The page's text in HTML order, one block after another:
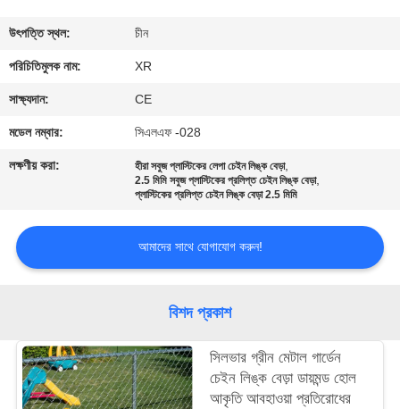
যোগাযোগ
করুন
উদ্ধৃতির
আবেদন
সাইট
PRIVACY
POLICY
উৎপত্তি স্থল: চীন
পরিচিতিমুলক নাম: XR
সাক্ষ্যদান: CE
মডেল নম্বার: সিএলএফ -028
লক্ষণীয় করা: হীরা সবুজ প্লাস্টিকের লেপা চেইন লিঙ্ক বেড়া,
2.5 মিমি সবুজ প্লাস্টিকের প্রলিপ্ত চেইন লিঙ্ক বেড়া,
প্লাস্টিকের প্রলিপ্ত চেইন লিঙ্ক বেড়া 2.5 মিমি
আমাদের সাথে যোগাযোগ করুন!
বিশদ প্রকাশ
সিলভার গ্রীন মেটাল গার্ডেন
চেইন লিঙ্ক বেড়া ডায়মন্ড হোল
আকৃতি আবহাওয়া প্রতিরোধের